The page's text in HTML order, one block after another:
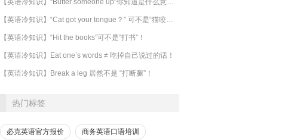
​【英语冷知识】“Hit the books”可不是“打书”！
【英语冷知识】Eat one’s words ≠ 吃掉自己说过的话！
【英语冷知识】Break a leg 居然不是 “打断腿”！
热门标签
必克英语官方报价 商务英语口语培训